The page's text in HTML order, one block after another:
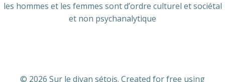
les hommes et les femmes sont d’ordre culturel et sociétal
et non psychanalytique
© 2026 Sur le divan sétois. Created for free using